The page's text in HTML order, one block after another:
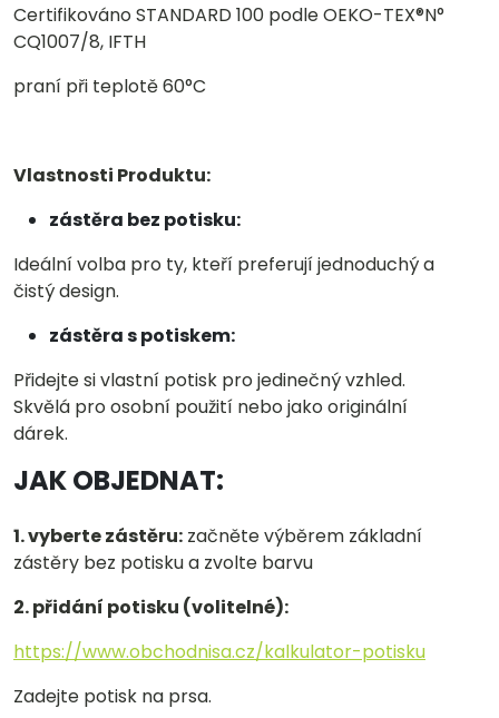
Certifikováno STANDARD 100 podle OEKO-TEX®N°
CQ1007/8, IFTH
praní při teplotě 60°C
Vlastnosti Produktu:
zástěra bez potisku:
Ideální volba pro ty, kteří preferují jednoduchý a
čistý design.
zástěra s potiskem:
Přidejte si vlastní potisk pro jedinečný vzhled.
Skvělá pro osobní použití nebo jako originální
dárek.
JAK OBJEDNAT:
1. vyberte zástěru: začněte výběrem základní
zástěry bez potisku a zvolte barvu
2. přidání potisku (volitelné):
https://www.obchodnisa.cz/kalkulator-potisku
Zadejte potisk na prsa.